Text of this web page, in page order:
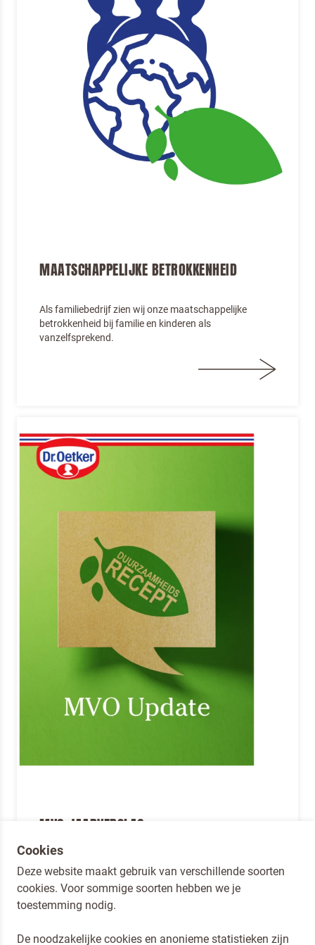
MAATSCHAPPELIJKE BETROKKENHEID
Als familiebedrijf zien wij onze maatschappelijke
betrokkenheid bij familie en kinderen als
vanzelfsprekend.
MVO JAARVERSLAG
Download hier ons MVO jaarverslag
Cookies
Deze website maakt gebruik van verschillende soorten
cookies. Voor sommige soorten hebben we je
toestemming nodig.
De noodzakelijke cookies en anonieme statistieken zijn